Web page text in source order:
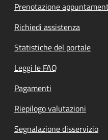
Prenotazione
Richiedi assistenza
Statistiche del portale
Leggi le FAQ
Pagamenti
Riepilogo valutazioni
Segnalazione disservizio